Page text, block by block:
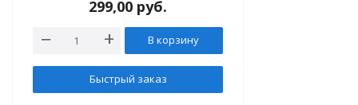
299,00 руб.
В корзину
Быстрый заказ